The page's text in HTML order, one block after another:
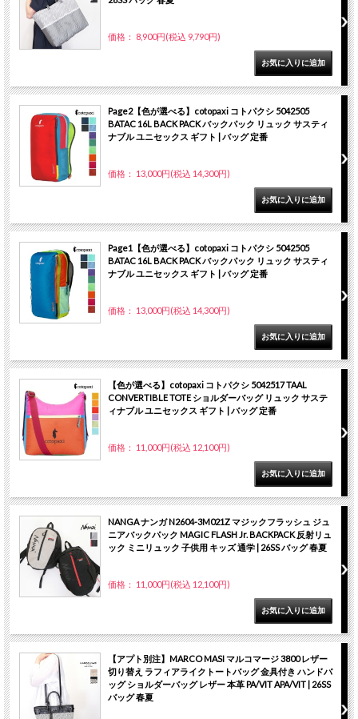
価格： 8,900円(税込 9,790円)
Page2【色が選べる】cotopaxi コトパクシ 5042505
BATAC 16L BACK PACK バックパック リュック サスティ
ナブル ユニセックス ギフト | バッグ 定番
価格： 13,000円(税込 14,300円)
Page1【色が選べる】cotopaxi コトパクシ 5042505
BATAC 16L BACK PACK バックパック リュック サスティ
ナブル ユニセックス ギフト | バッグ 定番
価格： 13,000円(税込 14,300円)
【色が選べる】cotopaxi コトパクシ 5042517 TAAL
CONVERTIBLE TOTE ショルダーバッグ リュック サステ
ィナブル ユニセックス ギフト | バッグ 定番
価格： 11,000円(税込 12,100円)
NANGA ナンガ N2604-3M021Z マジックフラッシュ ジュ
ニアバックパック MAGIC FLASH Jr. BACKPACK 反射リュ
ック ミニリュック 子供用 キッズ 通学 | 26SS バッグ 春夏
価格： 11,000円(税込 12,100円)
【アプト別注】MARCO MASI マルコマージ 3800 レザー
切り替え ラフィアライクトートバッグ 金具付き ハンドバ
ッグ ショルダーバッグ レザー 本革 PA/VIT APA/VIT | 26SS
バッグ 春夏